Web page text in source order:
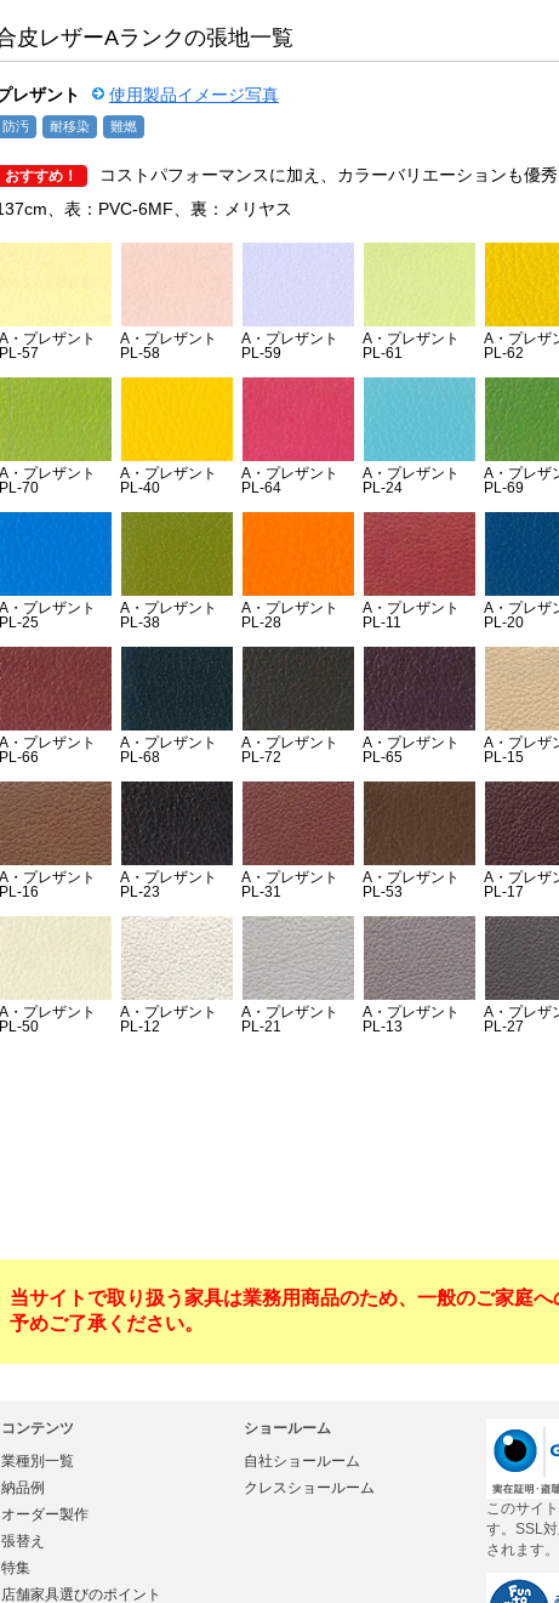
当サイトで取り扱う家具は業務用商品のため、一般のご家庭
予めご了承ください。
コンテンツ
業種別一覧
納品例
オーダー製作
張替え
特集
店舗家具選びのポイント
ショールーム
自社ショールーム
クレスショールーム
このサイ
す。SSL
されます。